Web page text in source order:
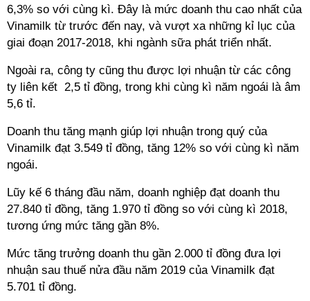
6,3% so với cùng kì. Đây là mức doanh thu cao nhất của
Vinamilk từ trước đến nay, và vượt xa những kỉ lục của
giai đoạn 2017-2018, khi ngành sữa phát triển nhất.
Ngoài ra, công ty cũng thu được lợi nhuận từ các công
ty liên kết 2,5 tỉ đồng, trong khi cùng kì năm ngoái là âm
5,6 tỉ.
Doanh thu tăng mạnh giúp lợi nhuận trong quý của
Vinamilk đạt 3.549 tỉ đồng, tăng 12% so với cùng kì năm
ngoái.
Lũy kế 6 tháng đầu năm, doanh nghiệp đạt doanh thu
27.840 tỉ đồng, tăng 1.970 tỉ đồng so với cùng kì 2018,
tương ứng mức tăng gần 8%.
Mức tăng trưởng doanh thu gần 2.000 tỉ đồng đưa lợi
nhuận sau thuế nửa đầu năm 2019 của Vinamilk đạt
5.701 tỉ đồng.